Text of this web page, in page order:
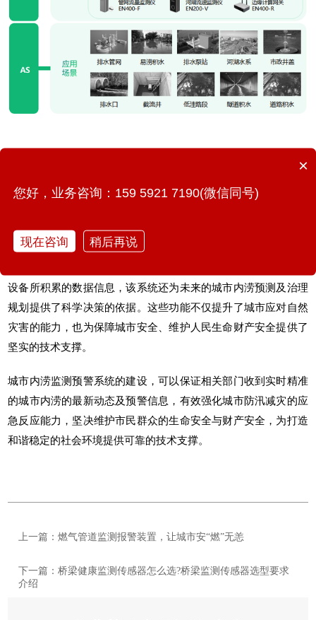
急体系的基石，对于城市防汛防涝具有基础性意义。该系统能够
精准识别城区内涝点水位变化，并通过预警机制及时发布内涝预
设备所积累的数据信息，该系统还为未来的城市内涝预测及治理
规划提供了科学决策的依据。这些功能不仅提升了城市应对自然
灾害的能力，也为保障城市安全、维护人民生命财产安全提供了
坚实的技术支撑。
城市内涝监测预警系统的建设，可以保证相关部门收到实时精准
的城市内涝的最新动态及预警信息，有效强化城市防汛减灾的应
急反应能力，坚决维护市民群众的生命安全与财产安全，为打造
和谐稳定的社会环境提供可靠的技术支撑。
上一篇：燃气管道监测报警装置，让城市安“燃”无恙
下一篇：桥梁健康监测传感器怎么选?桥梁监测传感器选型要求
介绍
×
您好，业务咨询：159 5921 7190(微信同号)
现在咨询 稍后再说